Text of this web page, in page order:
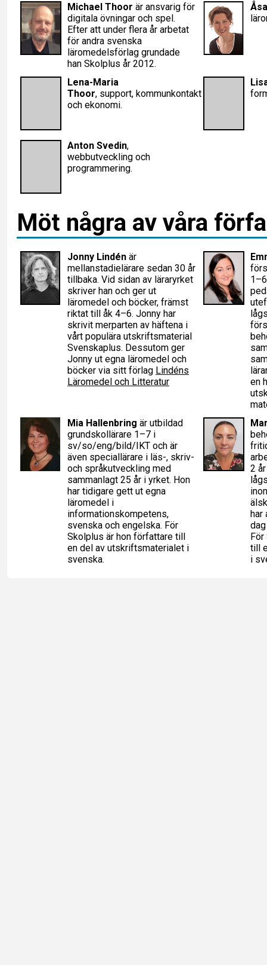
Michael Thoor är ansvarig för
digitala övningar och spel.
Efter att under flera år arbetat
för andra svenska
läromedelsförlag grundade
han Skolplus år 2012.
Lena-Maria
Thoor, support, kommunkontakt
och ekonomi.
Anton Svedin,
webbutveckling och
programmering.
Möt några av våra
Jonny Lindén är
mellanstadielärare sedan 30 år
tillbaka. Vid sidan av läraryrket
skriver han och ger ut
läromedel och böcker, främst
riktat till åk 4–6. Jonny har
skrivit merparten av häftena i
vårt populära utskriftsmaterial
Svenskaplus. Dessutom ger
Jonny ut egna läromedel och
böcker via sitt förlag Lindéns
Läromedel och Litteratur
en
Mia Hallenbring är utbildad
grundskollärare 1–7 i
sv/so/eng/bild/IKT och är
även speciallärare i läs-, skriv-
och språkutveckling med
sammanlagt 25 år i yrket. Hon
har tidigare gett ut egna
läromedel i
informationskompetens,
svenska och engelska. För
Skolplus är hon författare till
en del av utskriftsmaterialet i
svenska.
2
har
För
till
i